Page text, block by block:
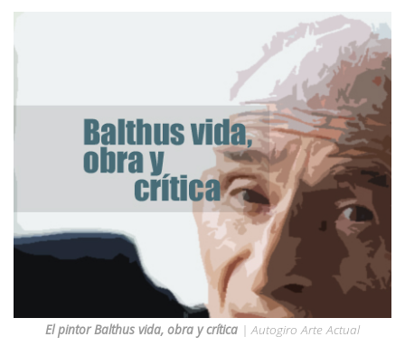
El pintor Balthus vida, obra y crítica | Autogiro Arte Actual